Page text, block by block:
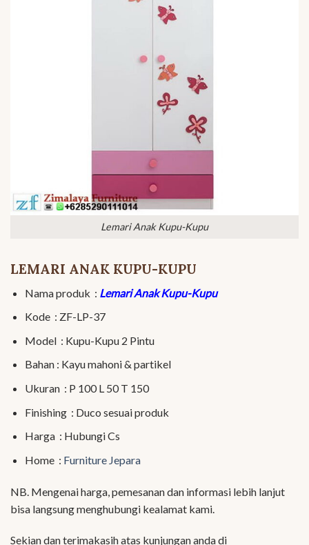
Lemari Anak Kupu-Kupu
LEMARI ANAK KUPU-KUPU
Nama produk : Lemari Anak Kupu-Kupu
Kode : ZF-LP-37
Model : Kupu-Kupu 2 Pintu
Bahan : Kayu mahoni & partikel
Ukuran : P 100 L 50 T 150
Finishing : Duco sesuai produk
Harga : Hubungi Cs
Home : Furniture Jepara
NB. Mengenai harga, pemesanan dan informasi lebih lanjut
bisa langsung menghubungi kealamat kami.
Sekian dan terimakasih atas kunjungan anda di